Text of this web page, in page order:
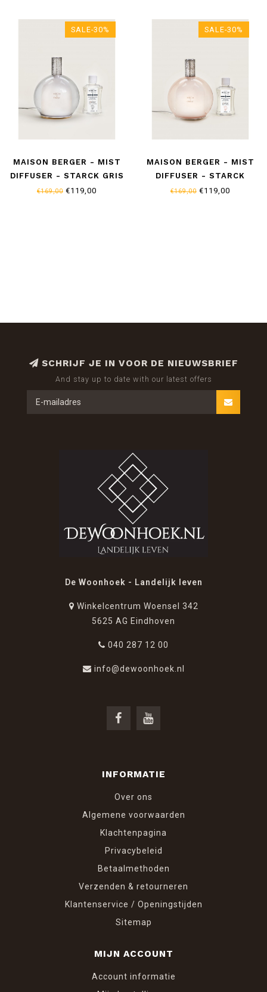
SALE-30%
MAISON BERGER - MIST
DIFFUSER - STARCK GRIS
€169,00 €119,00
SALE-30%
MAISON BERGER - MIST
DIFFUSER - STARCK
ROSE
€169,00 €119,00
SCHRIJF JE IN VOOR DE NIEUWSBRIEF
And stay up to date with our latest offers
De Woonhoek - Landelijk leven
Winkelcentrum Woensel 342
5625 AG Eindhoven
040 287 12 00
info@dewoonhoek.nl
INFORMATIE
Over ons
Algemene voorwaarden
Klachtenpagina
Privacybeleid
Betaalmethoden
Verzenden & retourneren
Klantenservice / Openingstijden
Sitemap
MIJN ACCOUNT
Account informatie